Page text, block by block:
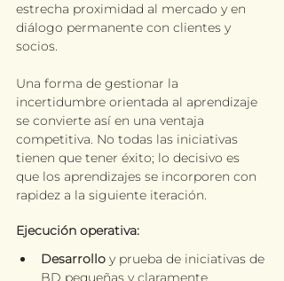
estrecha proximidad al mercado y en
diálogo permanente con clientes y
socios.
Una forma de gestionar la
incertidumbre orientada al aprendizaje
se convierte así en una ventaja
competitiva. No todas las iniciativas
tienen que tener éxito; lo decisivo es
que los aprendizajes se incorporen con
rapidez a la siguiente iteración.
Ejecución operativa:
Desarrollo y prueba de iniciativas de
BD pequeñas y claramente